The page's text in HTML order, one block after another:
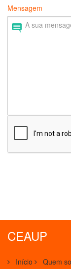
Mensagem
CEAUP
Início Quem